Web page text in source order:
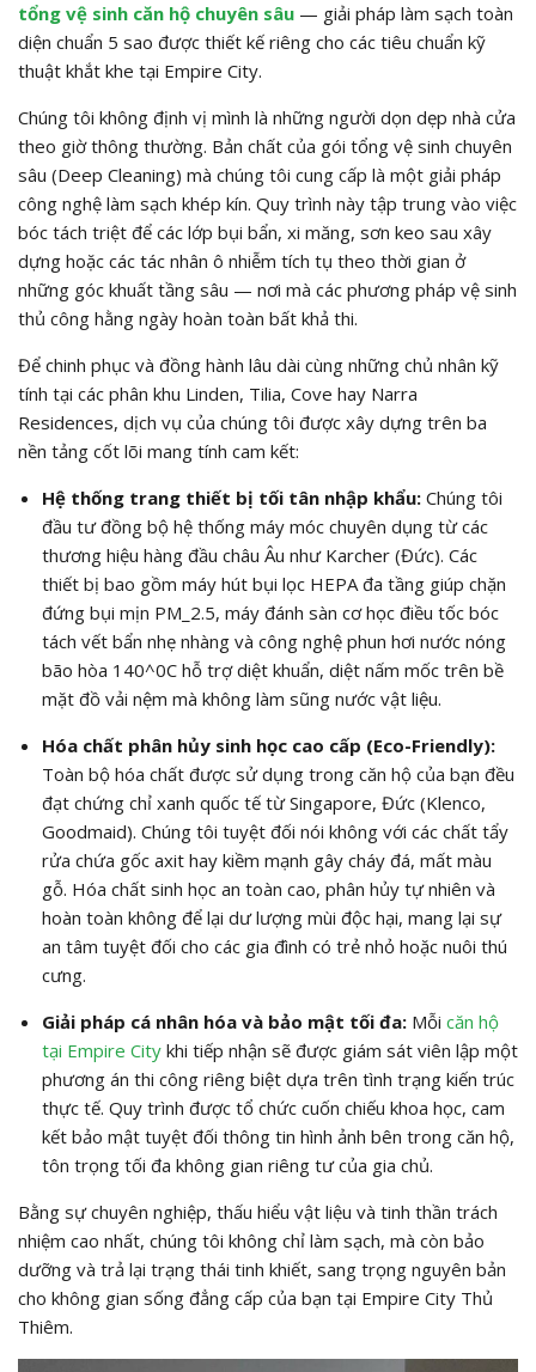
tổng vệ sinh căn hộ chuyên sâu — giải pháp làm sạch toàn
diện chuẩn 5 sao được thiết kế riêng cho các tiêu chuẩn kỹ
thuật khắt khe tại Empire City.
Chúng tôi không định vị mình là những người dọn dẹp nhà cửa
theo giờ thông thường. Bản chất của gói tổng vệ sinh chuyên
sâu (Deep Cleaning) mà chúng tôi cung cấp là một giải pháp
công nghệ làm sạch khép kín. Quy trình này tập trung vào việc
bóc tách triệt để các lớp bụi bẩn, xi măng, sơn keo sau xây
dựng hoặc các tác nhân ô nhiễm tích tụ theo thời gian ở
những góc khuất tầng sâu — nơi mà các phương pháp vệ sinh
thủ công hằng ngày hoàn toàn bất khả thi.
Để chinh phục và đồng hành lâu dài cùng những chủ nhân kỹ
tính tại các phân khu Linden, Tilia, Cove hay Narra
Residences, dịch vụ của chúng tôi được xây dựng trên ba
nền tảng cốt lõi mang tính cam kết:
Hệ thống trang thiết bị tối tân nhập khẩu:Chúng tôi
đầu tư đồng bộ hệ thống máy móc chuyên dụng từ các
thương hiệu hàng đầu châu Âu như Karcher (Đức). Các
thiết bị bao gồm máy hút bụi lọc HEPA đa tầng giúp chặn
đứng bụi mịn PM_2.5, máy đánh sàn cơ học điều tốc bóc
tách vết bẩn nhẹ nhàng và công nghệ phun hơi nước nóng
bão hòa 140^0Chỗ trợ diệt khuẩn, diệt nấm mốc trên bề
mặt đồ vải nệm mà không làm sũng nước vật liệu.
Hóa chất phân hủy sinh học cao cấp (Eco-Friendly):
Toàn bộ hóa chất được sử dụng trong căn hộ của bạn đều
đạt chứng chỉ xanh quốc tế từ Singapore, Đức (Klenco,
Goodmaid). Chúng tôi tuyệt đối nói không với các chất tẩy
rửa chứa gốc axit hay kiềm mạnh gây cháy đá, mất màu
gỗ. Hóa chất sinh học an toàn cao, phân hủy tự nhiên và
hoàn toàn không để lại dư lượng mùi độc hại, mang lại sự
an tâm tuyệt đối cho các gia đình có trẻ nhỏ hoặc nuôi thú
cưng.
Giải pháp cá nhân hóa và bảo mật tối đa:Mỗi căn hộ
tại Empire Citykhi tiếp nhận sẽ được giám sát viên lập một
phương án thi công riêng biệt dựa trên tình trạng kiến trúc
thực tế. Quy trình được tổ chức cuốn chiếu khoa học, cam
kết bảo mật tuyệt đối thông tin hình ảnh bên trong căn hộ,
tôn trọng tối đa không gian riêng tư của gia chủ.
Bằng sự chuyên nghiệp, thấu hiểu vật liệu và tinh thần trách
nhiệm cao nhất, chúng tôi không chỉ làm sạch, mà còn bảo
dưỡng và trả lại trạng thái tinh khiết, sang trọng nguyên bản
cho không gian sống đẳng cấp của bạn tại Empire City Thủ
Thiêm.